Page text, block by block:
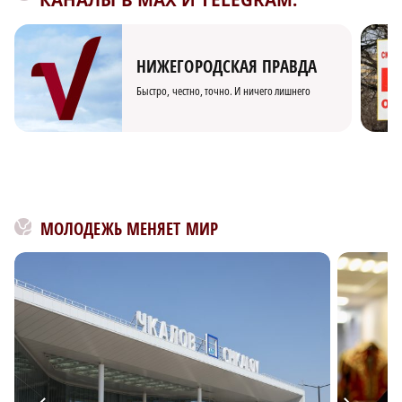
НИЖЕГОРОДСКАЯ ПРАВДА
Быстро, честно, точно. И ничего лишнего
МОЛОДЕЖЬ МЕНЯЕТ МИР